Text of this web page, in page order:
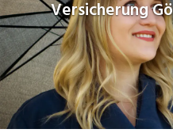
Versicherung